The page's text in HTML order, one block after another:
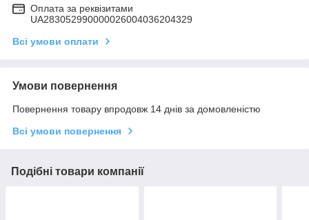
Оплата за реквізитами
UA283052990000026004036204329
Всі умови оплати
Умови повернення
Повернення товару впродовж 14 днів за домовленістю
Всі умови повернення
Подібні товари компанії